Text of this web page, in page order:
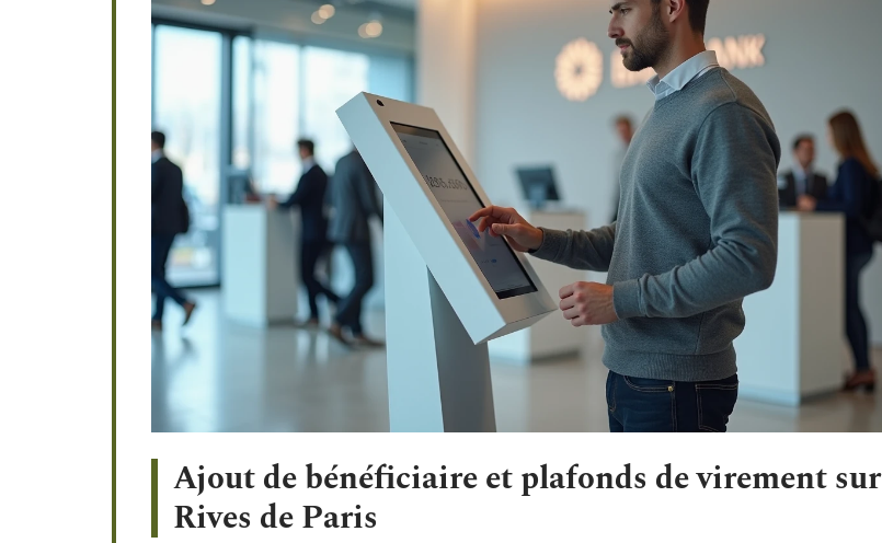
Ajout de bénéficiaire et plafonds de virement sur
Rives de Paris